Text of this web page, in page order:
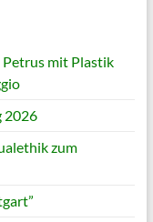
Petrus mit Plastik
2026
zum